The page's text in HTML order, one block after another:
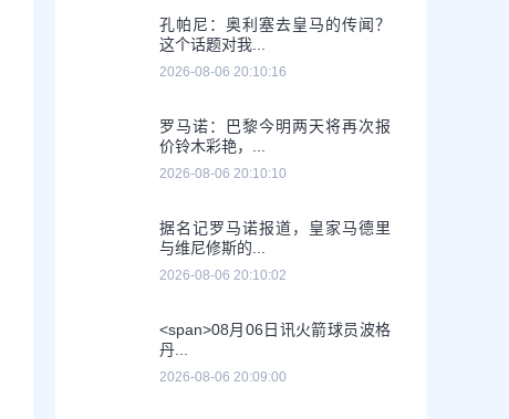
孔帕尼：奥利塞去皇马的传闻？
这个话题对我...
2026-08-06 20:10:16
罗马诺：巴黎今明两天将再次报
价铃木彩艳，...
2026-08-06 20:10:10
据名记罗马诺报道，皇家马德里
与维尼修斯的...
2026-08-06 20:10:02
<span>08月06日讯火箭球员波格
丹...
2026-08-06 20:09:00